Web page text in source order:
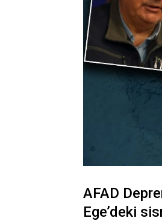
AFAD
Ege’deki